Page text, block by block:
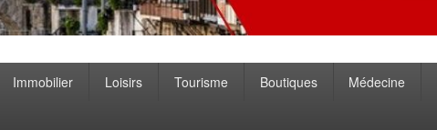
Immobilier Loisirs Tourisme Boutiques Médecine